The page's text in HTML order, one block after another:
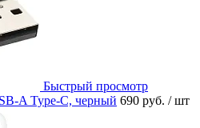
Быстрый просмотр
A Type-C, черный 690 руб. / шт